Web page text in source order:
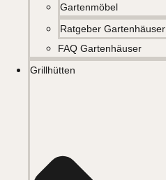
Gartenmöbel
Ratgeber Gartenhäuser
FAQ Gartenhäuser
Grillhütten